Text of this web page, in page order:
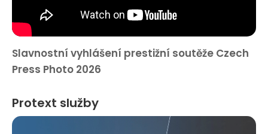
Slavnostní vyhlášení prestižní soutěže Czech
Press Photo 2026
Protext služby